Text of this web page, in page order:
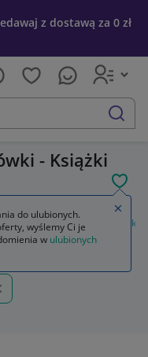
z dostawą za 0 zł
szukaj
- Książki
Przekąski, sałatki i surówki
do ulubionych.
wyślemy Ci je
w ulubionych